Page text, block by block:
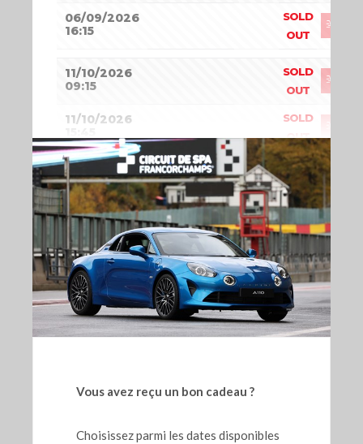
Vous avez reçu un bon cadeau ?
Choisissez parmi les dates disponibles
06/09/2026
16:15
SOLD
OUT
11/10/2026
09:15
SOLD
OUT
11/10/2026
SOLD
OUT
26/10/2026
9:30
49 209€
08/11/2026
09:30
SOLD
OUT
11/11/2026
9:30
50 209€
14/11/2026
9:30
47 209